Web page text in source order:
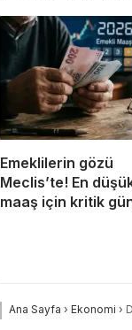
Emeklilerin gözü
Meclis’te! En
maaş için kritik
Ana Sayfa › Ekonomi ›